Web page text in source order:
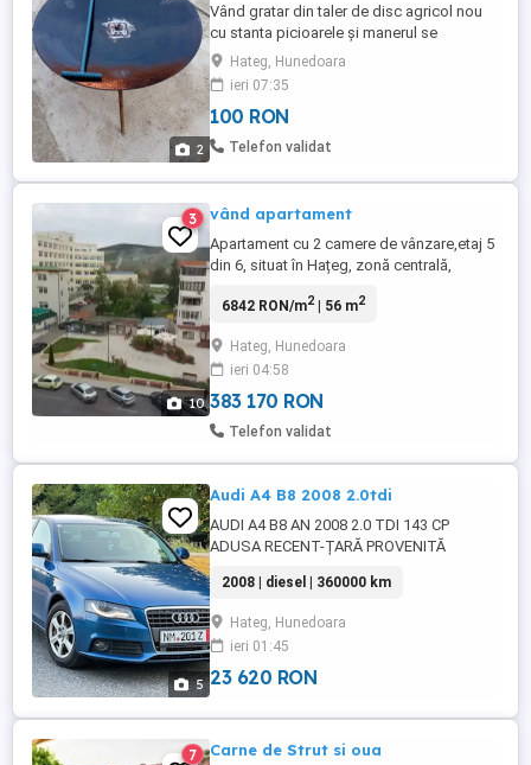
2
Vând gratar din taler de disc agricol nou
cu stanta picioarele și manerul se
demonteaza ocupând foarte putin spatiu
pentru mai multe detalii sunați
Hateg, Hunedoara
ieri 07:35
100 RON
Telefon validat
10
3 vând apartament
Apartament cu 2 camere de vânzare,etaj 5
din 6, situat în Hațeg, zonă centrală,
este inclus în in programul de reabilitare
Renovat,mobilat,instalație de curent
schimbată total,nu s-a fumat,nu au fost
animale de companie, ...
6842 RON/m2| 56 m2
Hateg, Hunedoara
ieri 04:58
383 170 RON
Telefon validat
5
Audi A4 B8 2008 2.0tdi
AUDI A4 B8 AN 2008 2.0 TDI 143 CP
ADUSA RECENT-ȚARĂ PROVENITĂ
funcțională Interior textil fara uzura
Navigație mare color! Cutie Manuala
6+1trepte Faruri bi xenon-Led Senzori
parcare Oglinzi Rabatabile electric și
încălzite Senzori de ploaie Proiectoare
2008 | diesel | 360000 km
Hateg, Hunedoara
ieri 01:45
23 620 RON
7 Carne de Strut si oua